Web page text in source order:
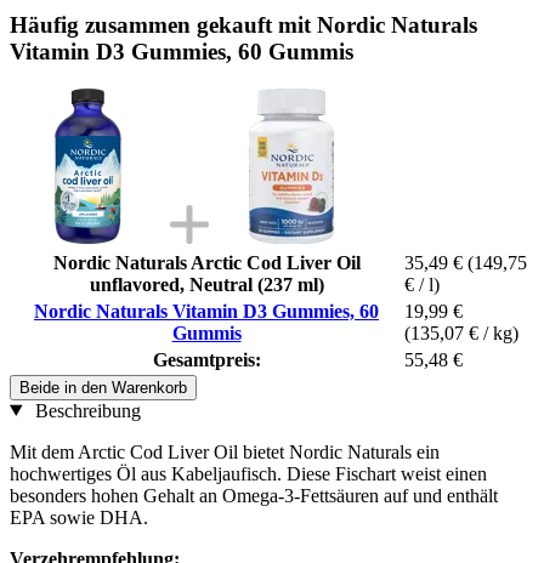
Häufig zusammen gekauft mit Nordic Naturals
Vitamin D3 Gummies, 60 Gummis
Nordic Naturals Arctic Cod Liver Oil
unflavored, Neutral (237 ml)
35,49 € (149,75
€ / l)
Nordic Naturals Vitamin D3 Gummies, 60
Gummis
19,99 €
(135,07 € / kg)
Gesamtpreis:
55,48 €
Beide in den Warenkorb
Beschreibung
Mit dem Arctic Cod Liver Oil bietet Nordic Naturals ein
hochwertiges Öl aus Kabeljaufisch. Diese Fischart weist einen
besonders hohen Gehalt an Omega-3-Fettsäuren auf und enthält
EPA sowie DHA.
Verzehrempfehlung: